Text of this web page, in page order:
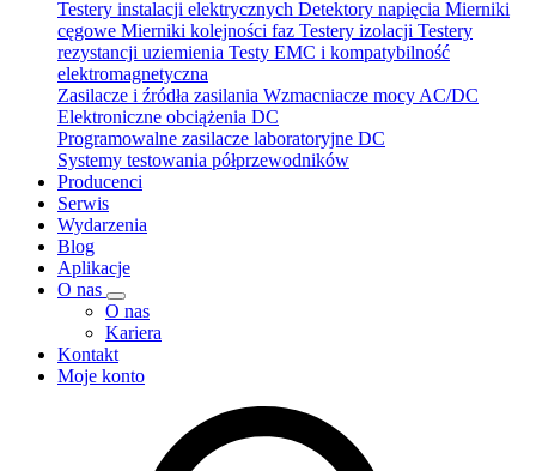
Testery instalacji elektrycznych Detektory napięcia Mierniki
cęgowe Mierniki kolejności faz Testery izolacji Testery
rezystancji uziemienia Testy EMC i kompatybilność
elektromagnetyczna
Zasilacze i źródła zasilania Wzmacniacze mocy AC/DC
Elektroniczne obciążenia DC
Programowalne zasilacze laboratoryjne DC
Systemy testowania półprzewodników
Producenci
Serwis
Wydarzenia
Blog
Aplikacje
O nas
O nas
Kariera
Kontakt
Moje konto